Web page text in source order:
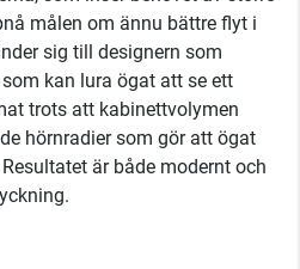
målen om ännu bättre flyt i
sig till designern som
kan lura ögat att se ett
trots att kabinettvolymen
hörnradier som gör att ögat
är både modernt och